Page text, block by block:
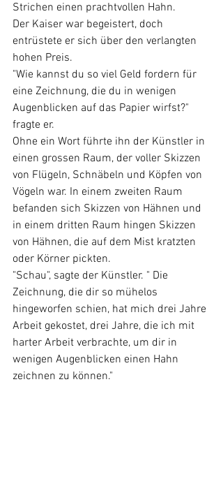
Strichen einen prachtvollen Hahn.
Der Kaiser war begeistert, doch
entrüstete er sich über den verlangten
hohen Preis.
"Wie kannst du so viel Geld fordern für
eine Zeichnung, die du in wenigen
Augenblicken auf das Papier wirfst?"
fragte er.
Ohne ein Wort führte ihn der Künstler in
einen grossen Raum, der voller Skizzen
von Flügeln, Schnäbeln und Köpfen von
Vögeln war. In einem zweiten Raum
befanden sich Skizzen von Hähnen und
in einem dritten Raum hingen Skizzen
von Hähnen, die auf dem Mist kratzten
oder Körner pickten.
"Schau", sagte der Künstler. " Die
Zeichnung, die dir so mühelos
hingeworfen schien, hat mich drei Jahre
Arbeit gekostet, drei Jahre, die ich mit
harter Arbeit verbrachte, um dir in
wenigen Augenblicken einen Hahn
zeichnen zu können."